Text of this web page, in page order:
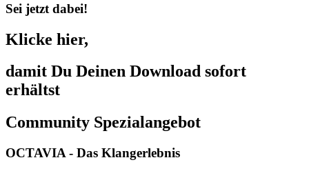
Sei jetzt dabei!
Klicke hier,
damit Du Deinen Download sofort
erhältst
Community Spezialangebot
OCTAVIA - Das Klangerlebnis